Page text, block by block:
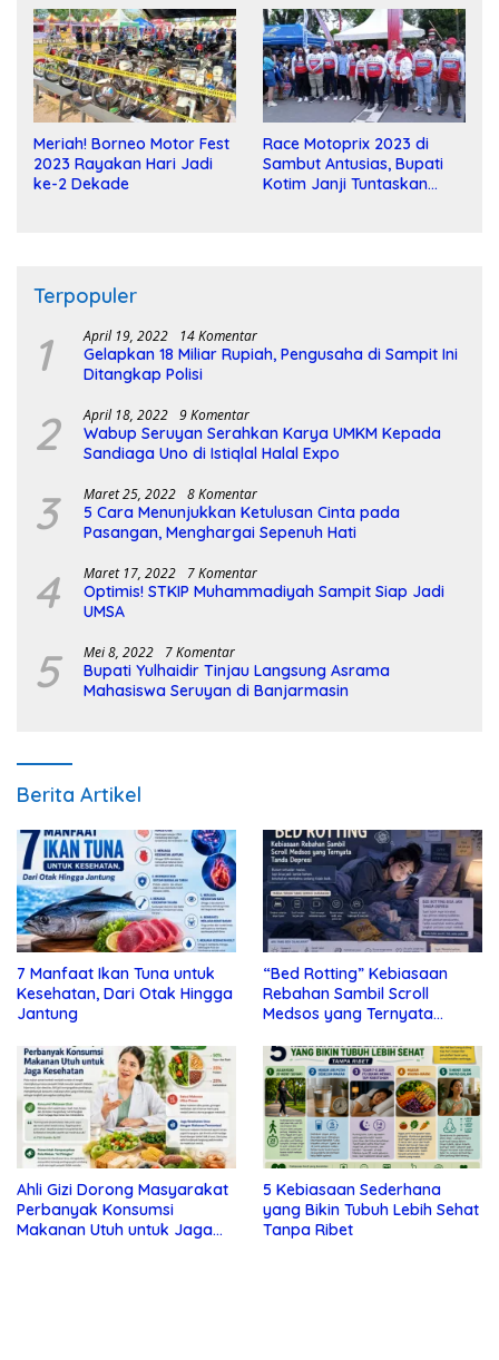
Meriah! Borneo Motor Fest
2023 Rayakan Hari Jadi
ke-2 Dekade
Race Motoprix 2023 di
Sambut Antusias, Bupati
Kotim Janji Tuntaskan
Terpopuler
1 April 19, 2022 14 Komentar
Gelapkan 18 Miliar Rupiah, Pengusaha di Sampit Ini
Ditangkap Polisi
2 April 18, 2022 9 Komentar
Wabup Seruyan Serahkan Karya UMKM Kepada
Sandiaga Uno di Istiqlal Halal Expo
3 Maret 25, 2022 8 Komentar
5 Cara Menunjukkan Ketulusan Cinta pada
Pasangan, Menghargai Sepenuh Hati
4 Maret 17, 2022 7 Komentar
Optimis! STKIP Muhammadiyah Sampit Siap Jadi
UMSA
5 Mei 8, 2022 7 Komentar
Bupati Yulhaidir Tinjau Langsung Asrama
Mahasiswa Seruyan di Banjarmasin
Berita Artikel
7 Manfaat Ikan Tuna untuk
Kesehatan, Dari Otak Hingga
Jantung
“Bed Rotting” Kebiasaan
Rebahan Sambil Scroll
Medsos yang Ternyata
Ahli Gizi Dorong Masyarakat
Perbanyak Konsumsi
Makanan Utuh untuk Jaga
5 Kebiasaan Sederhana
yang Bikin Tubuh Lebih Sehat
Tanpa Ribet